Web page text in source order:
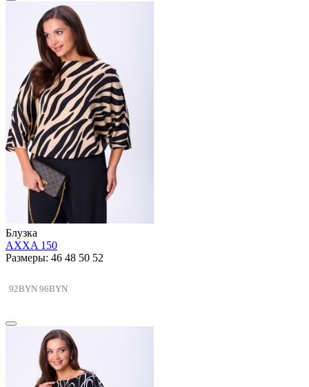
Блузка
AXXA 150
Размеры: 46 48 50 52
92BYN 96BYN